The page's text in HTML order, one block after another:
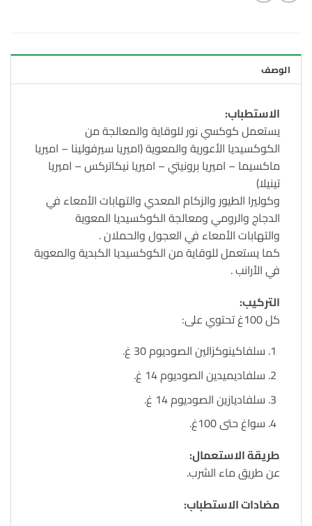
الوصف
الاستطباب:
يستعمل كوكسي نور للوقاية والمعالجة من
الكوكسيديا الأعورية والمعوية (اميريا سيرفولينا – اميريا
ماكسيما – اميريا برونيتي – اميريا نيكاتركس – اميريا
تينيلا)
وكوليرا الطيور والزكام المعدي والتهابات الأمعاء في
الدجاج والرومي ومعالجة الكوكسيديا المعوية
والتهابات الأمعاء في العجول والحملان .
كما يستعمل للوقاية من الكوكسيديا الكبدية والمعوية
في الأرانب .
التركيب:
كل 100غ تحتوي على:
سلفاكينوكزالين الصوديوم 30 غ.
سلفاديميدين الصوديوم 14 غ.
سلفاديازين الصوديوم 14 غ.
سواغ حتى 100غ.
طريقة الاستعمال:
عن طريق ماء الشرب.
مضادات الاستطباب: